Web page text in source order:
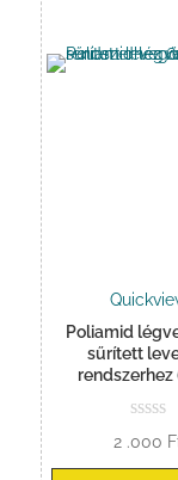
Poliamid
sűrített
2 .000